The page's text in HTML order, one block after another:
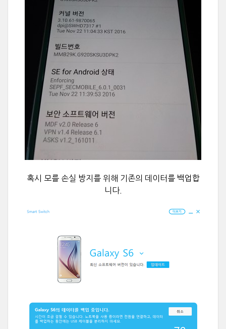
혹시 모를 손실 방지를 위해 기존의 데이터를 백업합
니다.